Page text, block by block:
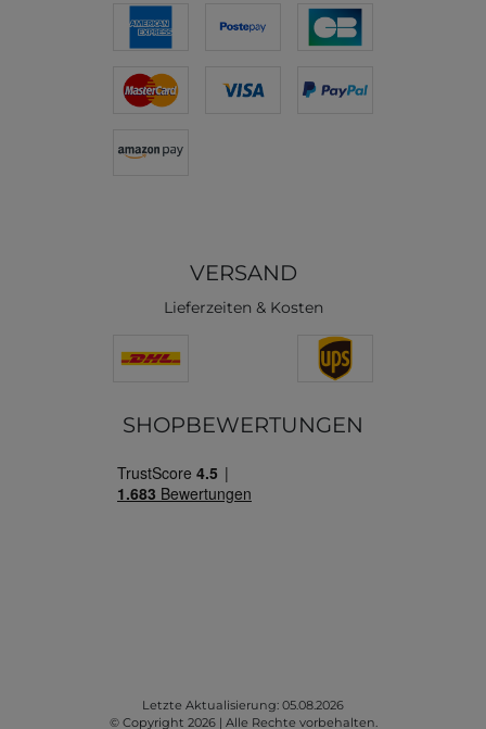
VERSAND
Lieferzeiten & Kosten
SHOPBEWERTUNGEN
Letzte Aktualisierung: 05.08.2026
© Copyright 2026 | Alle Rechte vorbehalten.